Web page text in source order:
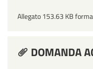
Allegato 153.63 KB
DOMANDA